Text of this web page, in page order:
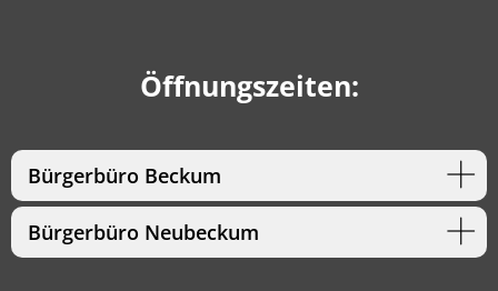
Öffnungszeiten:
Bürgerbüro Beckum
Bürgerbüro Neubeckum